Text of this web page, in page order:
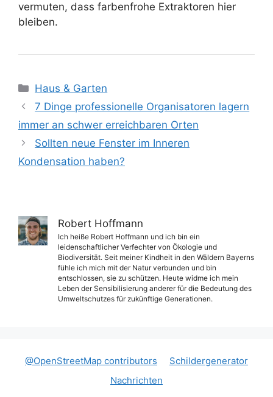
vermuten, dass farbenfrohe Extraktoren hier
bleiben.
Kategorien
Haus & Garten
7 Dinge professionelle Organisatoren lagern
immer an schwer erreichbaren Orten
Sollten neue Fenster im Inneren
Kondensation haben?
Robert Hoffmann
Ich heiße Robert Hoffmann und ich bin ein
leidenschaftlicher Verfechter von Ökologie und
Biodiversität. Seit meiner Kindheit in den Wäldern Bayerns
fühle ich mich mit der Natur verbunden und bin
entschlossen, sie zu schützen. Heute widme ich mein
Leben der Sensibilisierung anderer für die Bedeutung des
Umweltschutzes für zukünftige Generationen.
@OpenStreetMap contributors
Schildergenerator
Nachrichten